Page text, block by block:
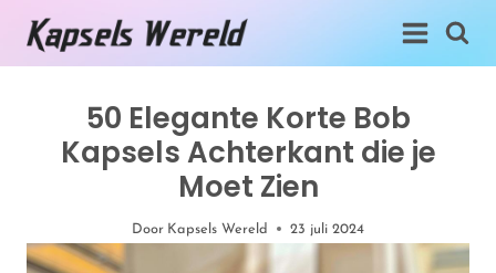
naar
inhoud
50 Elegante Korte Bob
Kapsels Achterkant die je
Moet Zien
Door Kapsels Wereld 23 juli 2024